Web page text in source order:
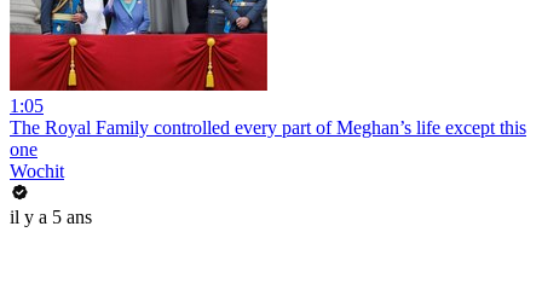
1:05
The Royal Family controlled every part of Meghan’s life except this
one
Wochit
il y a 5 ans